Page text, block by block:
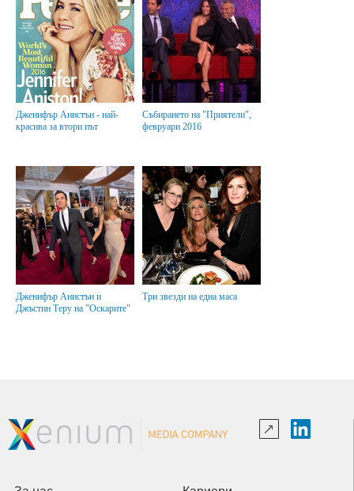
Дженифър Анистън - най-
красива за втори път
Събирането на "Приятели",
февруари 2016
Дженифър Анистън и
Джъстин Теру на "Оскарите"
Три звезди на една маса